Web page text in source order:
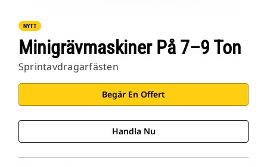
NYTT
Minigrävmaskiner På 7–9 Ton
Sprintavdragarfästen
Begär En Offert
Handla Nu